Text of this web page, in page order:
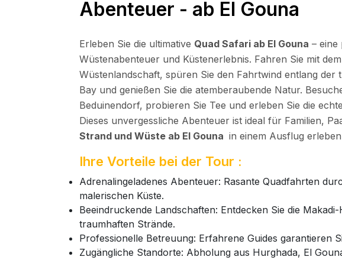
Abenteuer - ab El Gouna
Erleben Sie die ultimative Quad Safari ab El Gouna – eine
Wüstenabenteuer und Küstenerlebnis. Fahren Sie mit
Wüstenlandschaft, spüren Sie den Fahrtwind entlang der
Bay und genießen Sie die atemberaubende Natur.
Beduinendorf, probieren Sie Tee und erleben Sie die
Dieses unvergessliche Abenteuer ist ideal für Familien,
Strand und Wüste ab El Gouna in einem Ausflug
Ihre Vorteile bei der Tour :
Adrenalingeladenes Abenteuer: Rasante Quadfahrten
malerischen Küste.
Beeindruckende Landschaften: Entdecken Sie die
traumhaften Strände.
Professionelle Betreuung: Erfahrene Guides garantieren
Zugängliche Standorte: Abholung aus Hurghada, El